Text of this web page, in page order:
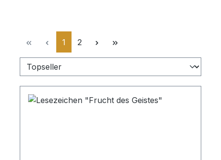
Seite
1 Seite
2